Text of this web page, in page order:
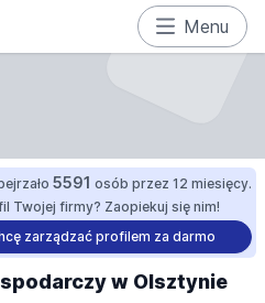
Menu
5591 osób przez 12 miesięcy.
Twojej firmy? Zaopiekuj się nim!
zarządzać profilem za darmo
w Olsztynie